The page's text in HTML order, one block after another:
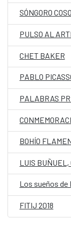
SÓNGORO
PULSO AL
CHET BAKER
PABLO
PALABRAS
BOHÍO
Los sueños de
FITIJ 2018